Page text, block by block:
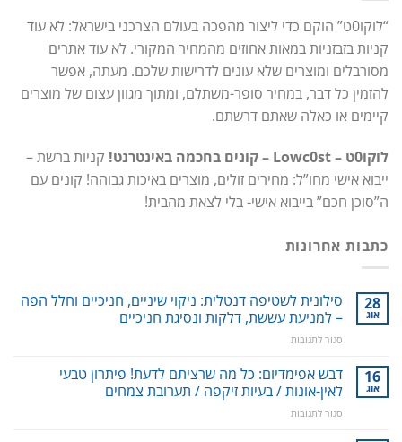
“לוקו0ט” הוקם כדי ליצור מהפכה בעולם הצרכני בישראל: לא עוד
קניות בזבזניות במאות אחוזים מהמחיר המקורי. לא עוד אתרים
מסורבלים ומוצרים שלא עונים לדרישות שלכם. מעתה, אפשר
להזמין כל דבר, במחיר סופר-משתלם, ומתוך מגוון עצום של מוצרים
קיימים או כאלה שאתם דרשתם.
לוקו0ט – Lowc0st – קונים בחכמה באינטרנט!
קניות ברשת –
ייבוא אישי מחו”ל: מחירים זולים, מוצרים באיכות גבוהה! קונים עם
ה”סוכן חכם” בייבוא אישי- בלי לצאת מהבית!
כתבות אחרונות
28
אוג
סילונית לשטיפה דנטלית: ניקוי שיניים, חניכיים וחלל הפה
– למניעת עששת, דלקות ונסיגת חניכיים
סגור לתגובותעל
לשטיפה
דנטלית:
ניקוי
שיניים,
16
אוג
דבש אפימדיום: כל מה שרציתם לדעת! פיתרון טבעי
לאין-אונות / בעיות זיקפה / תערובת צמחים
סגור לתגובותעל